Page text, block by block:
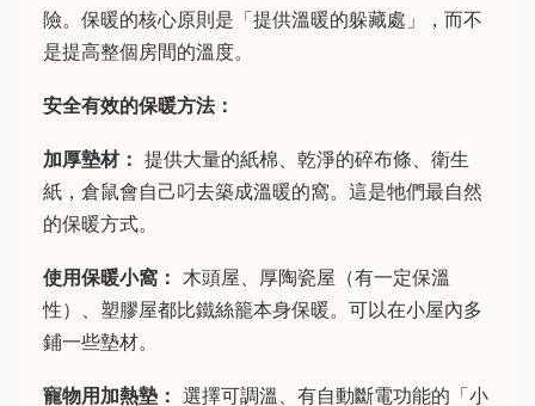
險。保暖的核心原則是「提供溫暖的躲藏處」，而不
是提高整個房間的溫度。
安全有效的保暖方法：
加厚墊材： 提供大量的紙棉、乾淨的碎布條、衛生
紙，倉鼠會自己叼去築成溫暖的窩。這是牠們最自然
的保暖方式。
使用保暖小窩： 木頭屋、厚陶瓷屋（有一定保溫
性）、塑膠屋都比鐵絲籠本身保暖。可以在小屋內多
鋪一些墊材。
寵物用加熱墊： 選擇可調溫、有自動斷電功能的「小